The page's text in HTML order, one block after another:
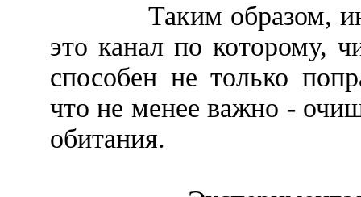
Таким образом,
это канал по которому,
способен не только
что не менее важно -
обитания.